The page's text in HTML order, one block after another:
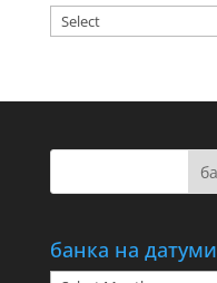
банка на датуми